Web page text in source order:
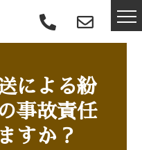
による紛
事故責任
すか？